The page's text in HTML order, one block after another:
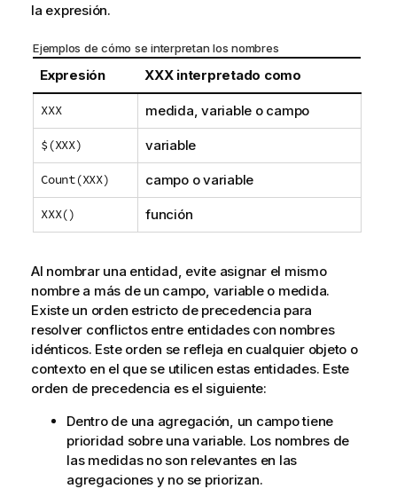
la expresión.
Ejemplos de cómo se interpretan los nombres
Expresión XXX interpretado como
XXX medida, variable o campo
$(XXX) variable
Count(XXX) campo o variable
XXX() función
Al nombrar una entidad, evite asignar el mismo
nombre a más de un campo, variable o medida.
Existe un orden estricto de precedencia para
resolver conflictos entre entidades con nombres
idénticos. Este orden se refleja en cualquier objeto o
contexto en el que se utilicen estas entidades. Este
orden de precedencia es el siguiente:
Dentro de una agregación, un campo tiene
prioridad sobre una variable. Los nombres de
las medidas no son relevantes en las
agregaciones y no se priorizan.